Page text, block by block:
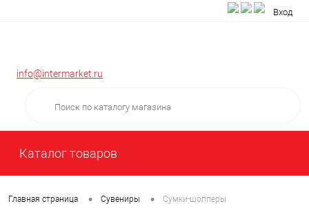
Вход
info@intermarket.ru
Каталог товаров
Главная страница • Сувениры • Сумки-шопперы